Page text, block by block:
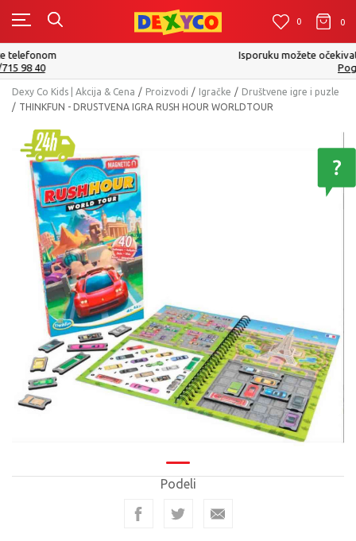
0 0 0
Isporuku možete očekivati u roku od 2 do 4 radna dana!
Dexy Co Kids | Akcija & Cena Proizvodi Igračke
Društvene igre i puzle
THINKFUN - DRUSTVENA IGRA RUSH HOUR WORLDTOUR
Podeli